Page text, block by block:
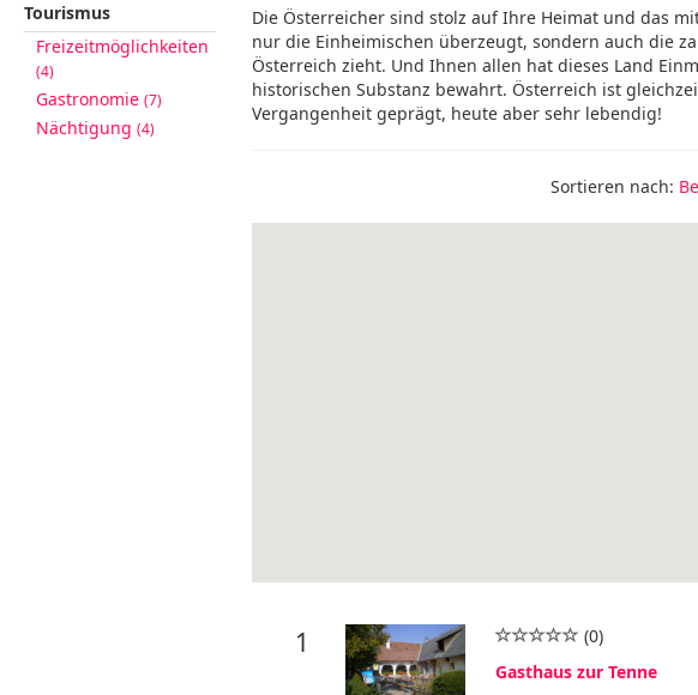
Tourismus
Freizeitmöglichkeiten
(4)
Gastronomie (7)
Nächtigung (4)
Die Österreicher sind stolz auf Ihre Heimat und das
nur die Einheimischen überzeugt, sondern auch die
Österreich zieht. Und Ihnen allen hat dieses Land
historischen Substanz bewahrt. Österreich ist
Vergangenheit geprägt, heute aber sehr lebendig!
Sortieren nach:
1
(0)
Gasthaus zur Tenne